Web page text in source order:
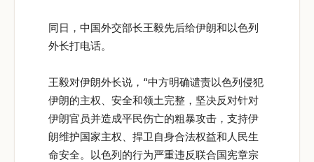
同日，中国外交部长王毅先后给伊朗和以色列
外长打电话。
王毅对伊朗外长说，“中方明确谴责以色列侵犯
伊朗的主权、安全和领土完整，坚决反对针对
伊朗官员并造成平民伤亡的粗暴攻击，支持伊
朗维护国家主权、捍卫自身合法权益和人民生
命安全。以色列的行为严重违反联合国宪章宗